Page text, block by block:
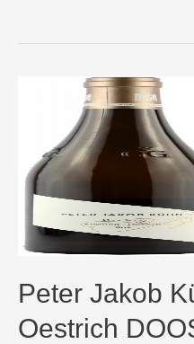
Peter Jakob
Oestrich